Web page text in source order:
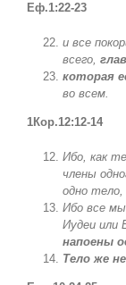
Еф.1:22-23
и все
всего,
которая
во всем.
1Кор.12:12-14
Ибо, как
члены
одно
Ибо все
Иудеи или
напоены
Тело же